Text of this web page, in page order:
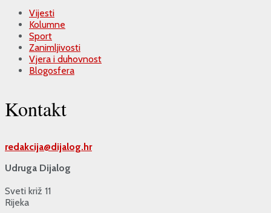
Vijesti
Kolumne
Sport
Zanimljivosti
Vjera i duhovnost
Blogosfera
Kontakt
redakcija@dijalog.hr
Udruga Dijalog
Sveti križ 11
Rijeka